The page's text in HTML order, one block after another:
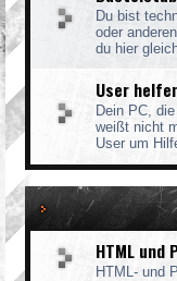
Du bist
oder
du hier
User
Dein PC,
weißt nicht
User um
HTML und
HTML- und